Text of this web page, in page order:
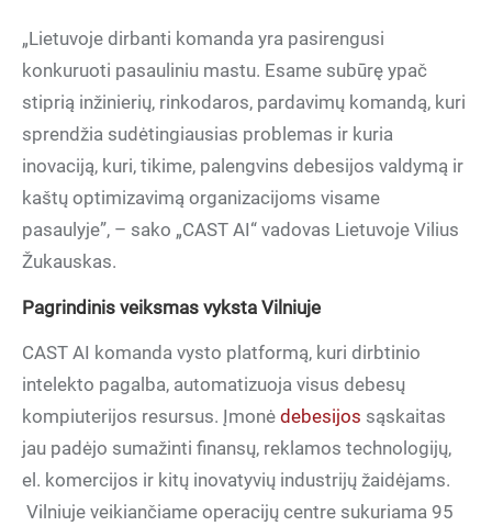
„Lietuvoje dirbanti komanda yra pasirengusi
konkuruoti pasauliniu mastu. Esame subūrę ypač
stiprią inžinierių, rinkodaros, pardavimų komandą, kuri
sprendžia sudėtingiausias problemas ir kuria
inovaciją, kuri, tikime, palengvins debesijos valdymą ir
kaštų optimizavimą organizacijoms visame
pasaulyje”, – sako „CAST AI“ vadovas Lietuvoje Vilius
Žukauskas.
Pagrindinis veiksmas vyksta Vilniuje
CAST AI komanda vysto platformą, kuri dirbtinio
intelekto pagalba, automatizuoja visus debesų
kompiuterijos resursus. Įmonė debesijos sąskaitas
jau padėjo sumažinti finansų, reklamos technologijų,
el. komercijos ir kitų inovatyvių industrijų žaidėjams.
Vilniuje veikiančiame operacijų centre sukuriama 95